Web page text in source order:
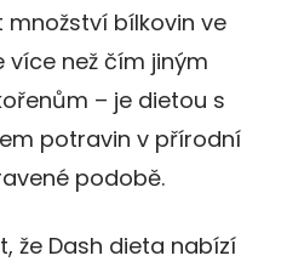
bílkovin ve
více než čím jiným
– je dietou s
potravin v přírodní
podobě.
že Dash dieta nabízí